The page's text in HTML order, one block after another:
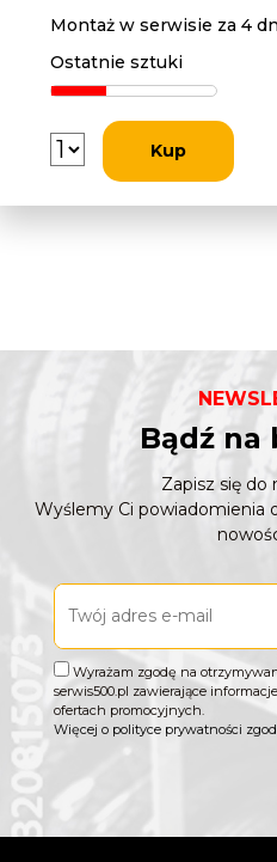
Montaż w serwisie za 4
Ostatnie sztuki
Kup
Bądź na
Zapisz się do
Wyślemy Ci powiadomienia
Wyrażam zgodę na
serwis500.pl zawierające
ofertach promocyjnych.
Więcej o polityce prywatności